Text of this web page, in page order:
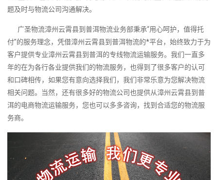
题及时与物流公司沟通解决。
广圣物流漳州云霄县到普洱物流业务部秉承“用心呵护，值得托
付”的服务理念，凭借漳州云霄县到普洱物流的*平台，始终致力于为
客户提供专业漳州云霄县到普洱的专线物流运输服务。我们一直多
年的在为各行各业提供我们的物流服务，也得到了很多客户的认可
和口碑相传，如果您有意向选择我们，我们非常乐意为您解决物流
相关问题。当然，还有很多好的物流公司也提供从漳州云霄县到普
洱的电商物流运输服务，您也可以多多咨询，找到合适您的物流服
务商。